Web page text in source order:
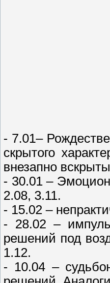
- 7.01–
скрытого
внезапно
- 30.01 –
2.08, 3.11.
- 15.02 –
- 28.02 –
решений под
1.12.
- 10.04 –